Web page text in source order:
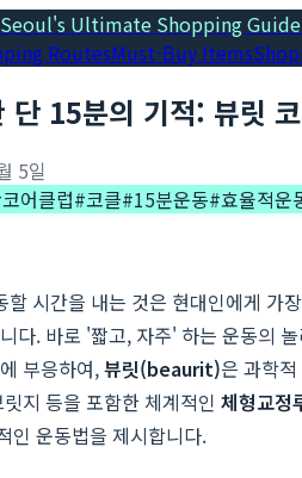
Seoul's Ultimate Shopping
RoutesMust-Buy Items
단 15분의 기적: 뷰릿
5일
코어클럽#코클#15분운동#효율적운
할 시간을 내는 것은 현대인에게 가
다. 바로 '짧고, 자주' 하는 운동의
부응하여,뷰릿(beaurit)은 과학
지 등을 포함한 체계적인 체형교정
인 운동법을 제시합니다.